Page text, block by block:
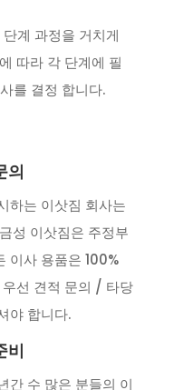
계 과정을 거치게
따라 각 단계에 필
를 결정 합니다.
의
하는 이삿짐 회사는
성 이삿짐은 주정부
이사 용품은 100%
선 견적 문의 / 타당
야 합니다.
비
간 수 많은 분들의 이